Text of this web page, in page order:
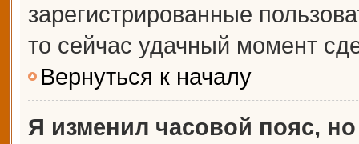
зарегистрированные
то сейчас удачный момент
Вернуться к началу
Я изменил часовой пояс,